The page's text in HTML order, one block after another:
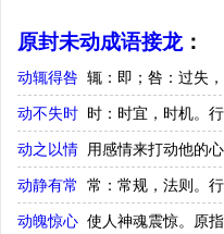
原封未动成语接龙：
动辄得咎 辄：即；咎：过失
动不失时 时：时宜，时机。
动之以情 用感情来打动他的心
动静有常 常：常规，法则。
动魄惊心 使人神魂震惊。原